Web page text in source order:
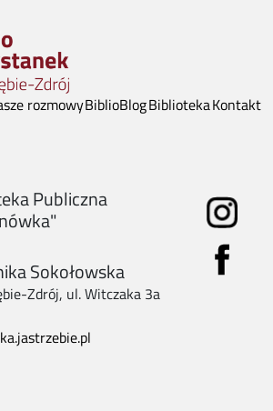
rozmowyBiblioBlogBibliotekaKontakt
Publiczna
Sokołowska
Zdrój, ul. Witczaka 3a